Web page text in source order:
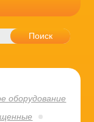
Поиск
оборудование